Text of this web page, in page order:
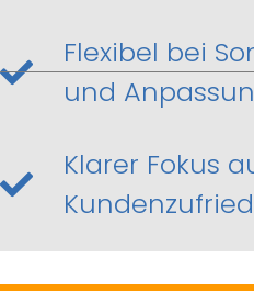
Flexibel bei
und
Klarer Fokus